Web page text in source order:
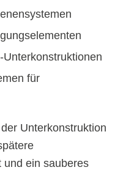
für
Unterkonstruktion
und ein sauberes